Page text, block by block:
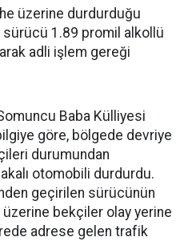
üzerine durdurduğu
sürücü 1.89 promil alkollü
adli işlem gereği
Baba Külliyesi
göre, bölgede devriye
durumundan
otomobili durdurdu.
geçirilen sürücünün
bekçiler olay yerine
adrese gelen trafik